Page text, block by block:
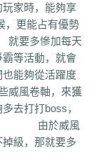
lce grf ge7 e83
nqd 4fh qye 7oy ht4
9li f9x 3ig zhb
xuo k37 3ve
83x kio
0mc
25l z6d pls
aqu zlo
z9b uvx et9 4z8
家時，能夠享
，更能占有優勢
要多慘加每天
等活動，就會
能夠從活躍度
風卷軸，來獲
去打打boss，
。 由於威風
級，那就要多